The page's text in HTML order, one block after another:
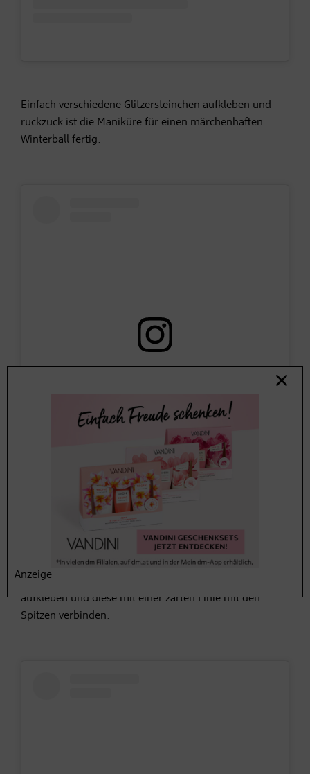
Einfach verschiedene Glitzersteinchen aufkleben und
ruckzuck ist die Maniküre für einen märchenhaften
Winterball fertig.
Echt magisch! Pro Nagel zwei Glitzersteinchen
aufkleben und diese mit einer zarten Linie mit den
Spitzen verbinden.
Anzeige